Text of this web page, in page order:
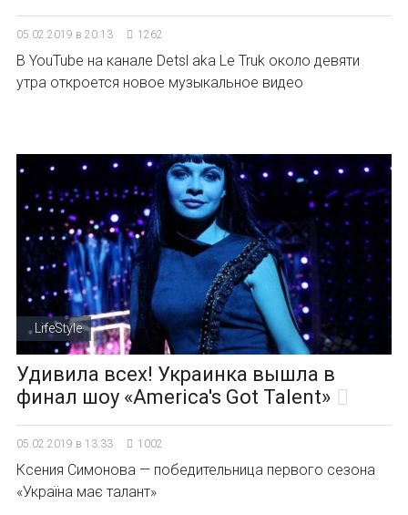
05.02.2019 в 20:13 1262
В YouTube на канале Detsl aka Le Truk около девяти
утра откроется новое музыкальное видео
LifeStyle
Удивила всех! Украинка вышла в
финал шоу «America's Got Talent»
05.02.2019 в 13:33 1002
Ксения Симонова — победительница первого сезона
«Україна має талант»